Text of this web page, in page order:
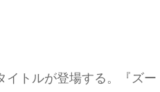
イトルが登場する。『ズー